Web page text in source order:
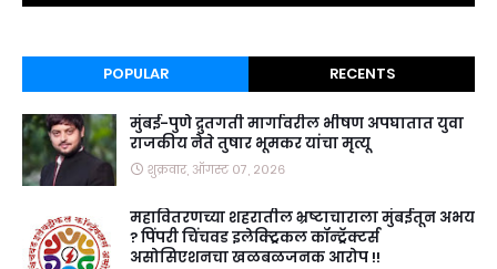
POPULAR RECENTS
मुंबई-पुणे द्रुतगती मार्गावरील भीषण अपघातात युवा
राजकीय नेते तुषार भूमकर यांचा मृत्यू
शुक्रवार, ऑगस्ट ०७, २०२६
महावितरणच्या शहरातील भ्रष्टाचाराला मुंबईतून अभय
? पिंपरी चिंचवड इलेक्ट्रिकल कॉन्ट्रॅक्टर्स
असोसिएशनचा खळबळजनक आरोप !!